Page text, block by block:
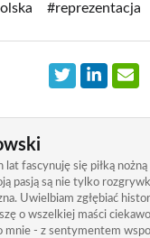
#reprezentacja
lat fascynuję się piłką
pasją są nie tylko
Uwielbiam zgłębiać
o wszelkiej maści
mnie - z sentymentem